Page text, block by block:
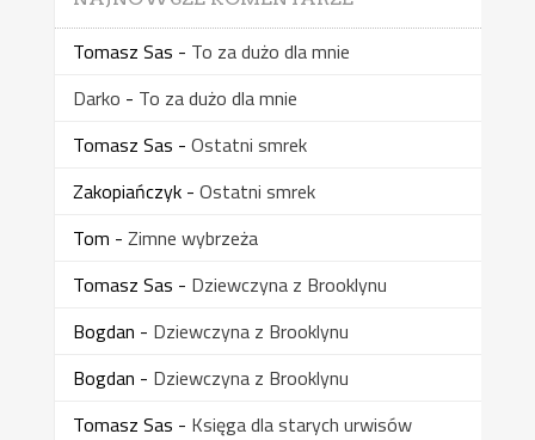
Tomasz Sas - To za dużo dla mnie
Darko - To za dużo dla mnie
Tomasz Sas - Ostatni smrek
Zakopiańczyk- Ostatni smrek
Tom - Zimne wybrzeża
Tomasz Sas - Dziewczyna z Brooklynu
Bogdan - Dziewczyna z Brooklynu
Bogdan - Dziewczyna z Brooklynu
Tomasz Sas - Księga dla starych urwisów